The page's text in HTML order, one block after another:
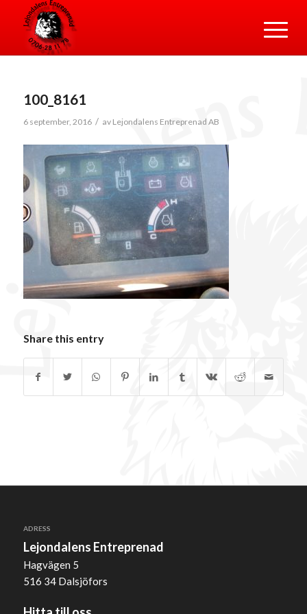
100_8161
6 september, 2016 / av Lejondalens Entreprenad AB
Share this entry
ADRESS
Lejondalens Entreprenad
Hagvägen 5
516 34 Dalsjöfors